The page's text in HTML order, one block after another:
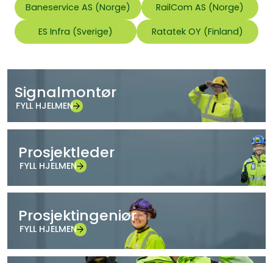
Baneservice AS (Norge) RailCom AS (Norge)
ES Infra (Sverige) Ratatek OY (Finland)
Signalmontør
FYLL HJELMEN
Prosjektleder
FYLL HJELMEN
Prosjektingeniør
FYLL HJELMEN